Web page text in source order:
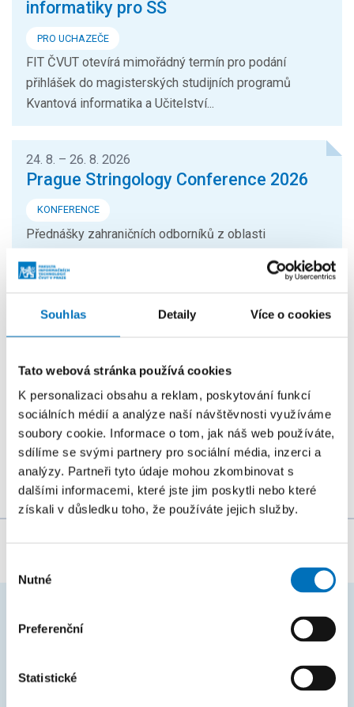
Souhlas Detaily Více o cookies
Tato webová stránka používá cookies
K personalizaci obsahu a reklam, poskytování funkcí
sociálních médií a analýze naší návštěvnosti využíváme
soubory cookie. Informace o tom, jak náš web používáte,
sdílíme se svými partnery pro sociální média, inzerci a
analýzy. Partneři tyto údaje mohou zkombinovat s
dalšími informacemi, které jste jim poskytli nebo které
získali v důsledku toho, že používáte jejich služby.
souhlasu
Nutné
Preferenční
Statistické
informatiky pro SŠ
PRO UCHAZEČE
FIT ČVUT otevírá mimořádný termín pro podání
přihlášek do magisterských studijních programů
Kvantová informatika a Učitelství...
24. 8. – 26. 8. 2026
Prague Stringology Conference 2026
KONFERENCE
Přednášky zahraničních odborníků z oblasti
přijít poslechnout na mezinárodní...
StringMasters sdružuje výzkumné pracovníky v oblasti
řetězcových algoritmů na všech úrovních (starší,
mladší a zejména...
ČASTO HLEDÁTE